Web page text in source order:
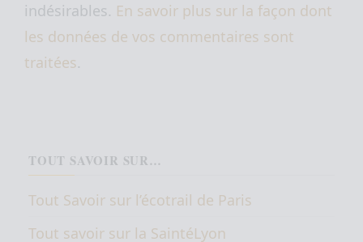
indésirables. En savoir plus sur la façon dont
les données de vos commentaires sont
traitées.
TOUT SAVOIR SUR…
Tout Savoir sur l’écotrail de Paris
Tout savoir sur la SaintéLyon